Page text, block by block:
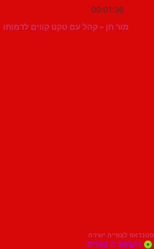
00:01:36
מור חן – קהל עם טקט קווים לדמותו
סטנדאפ לצפייה ישירה
מערכונים קצרים